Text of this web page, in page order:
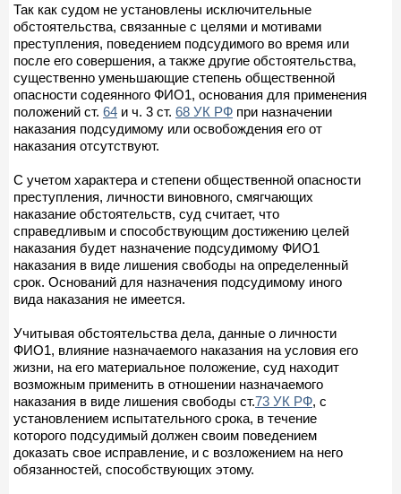
Так как судом не установлены исключительные
обстоятельства, связанные с целями и мотивами
преступления, поведением подсудимого во время или
после его совершения, а также другие обстоятельства,
существенно уменьшающие степень общественной
опасности содеянного ФИО1, основания для применения
положений ст. 64 и ч. 3 ст. 68 УК РФ при назначении
наказания подсудимому или освобождения его от
наказания отсутствуют.
С учетом характера и степени общественной опасности
преступления, личности виновного, смягчающих
наказание обстоятельств, суд считает, что
справедливым и способствующим достижению целей
наказания будет назначение подсудимому ФИО1
наказания в виде лишения свободы на определенный
срок. Оснований для назначения подсудимому иного
вида наказания не имеется.
Учитывая обстоятельства дела, данные о личности
ФИО1, влияние назначаемого наказания на условия его
жизни, на его материальное положение, суд находит
возможным применить в отношении назначаемого
наказания в виде лишения свободы ст.73 УК РФ, с
установлением испытательного срока, в течение
которого подсудимый должен своим поведением
доказать свое исправление, и с возложением на него
обязанностей, способствующих этому.